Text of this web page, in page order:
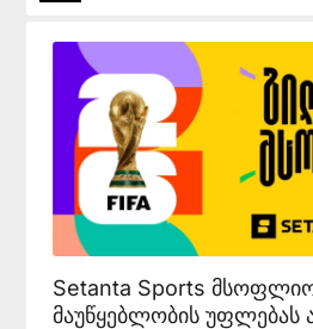
Setanta Sports მსოფლიო
მაუწყებლობის უფლებას